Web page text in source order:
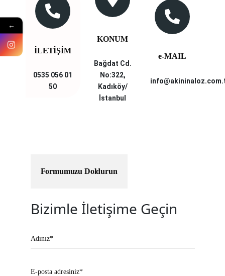
İLETİŞİM
0535 056 01
50
KONUM
Bağdat Cd.
No:322,
Kadıköy/
İstanbul
e-MAIL
Formumuzu Doldurun
Bizimle İletişime Geçin
Adınız*
E-posta adresiniz*
←